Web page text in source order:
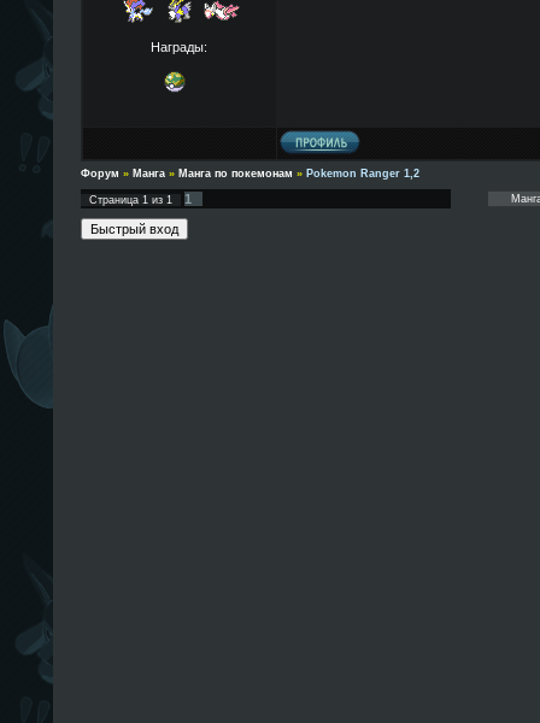
Награды:
Форум » Манга » Манга по покемонам » Pokemon Ranger 1,2
Страница 1из 1 1